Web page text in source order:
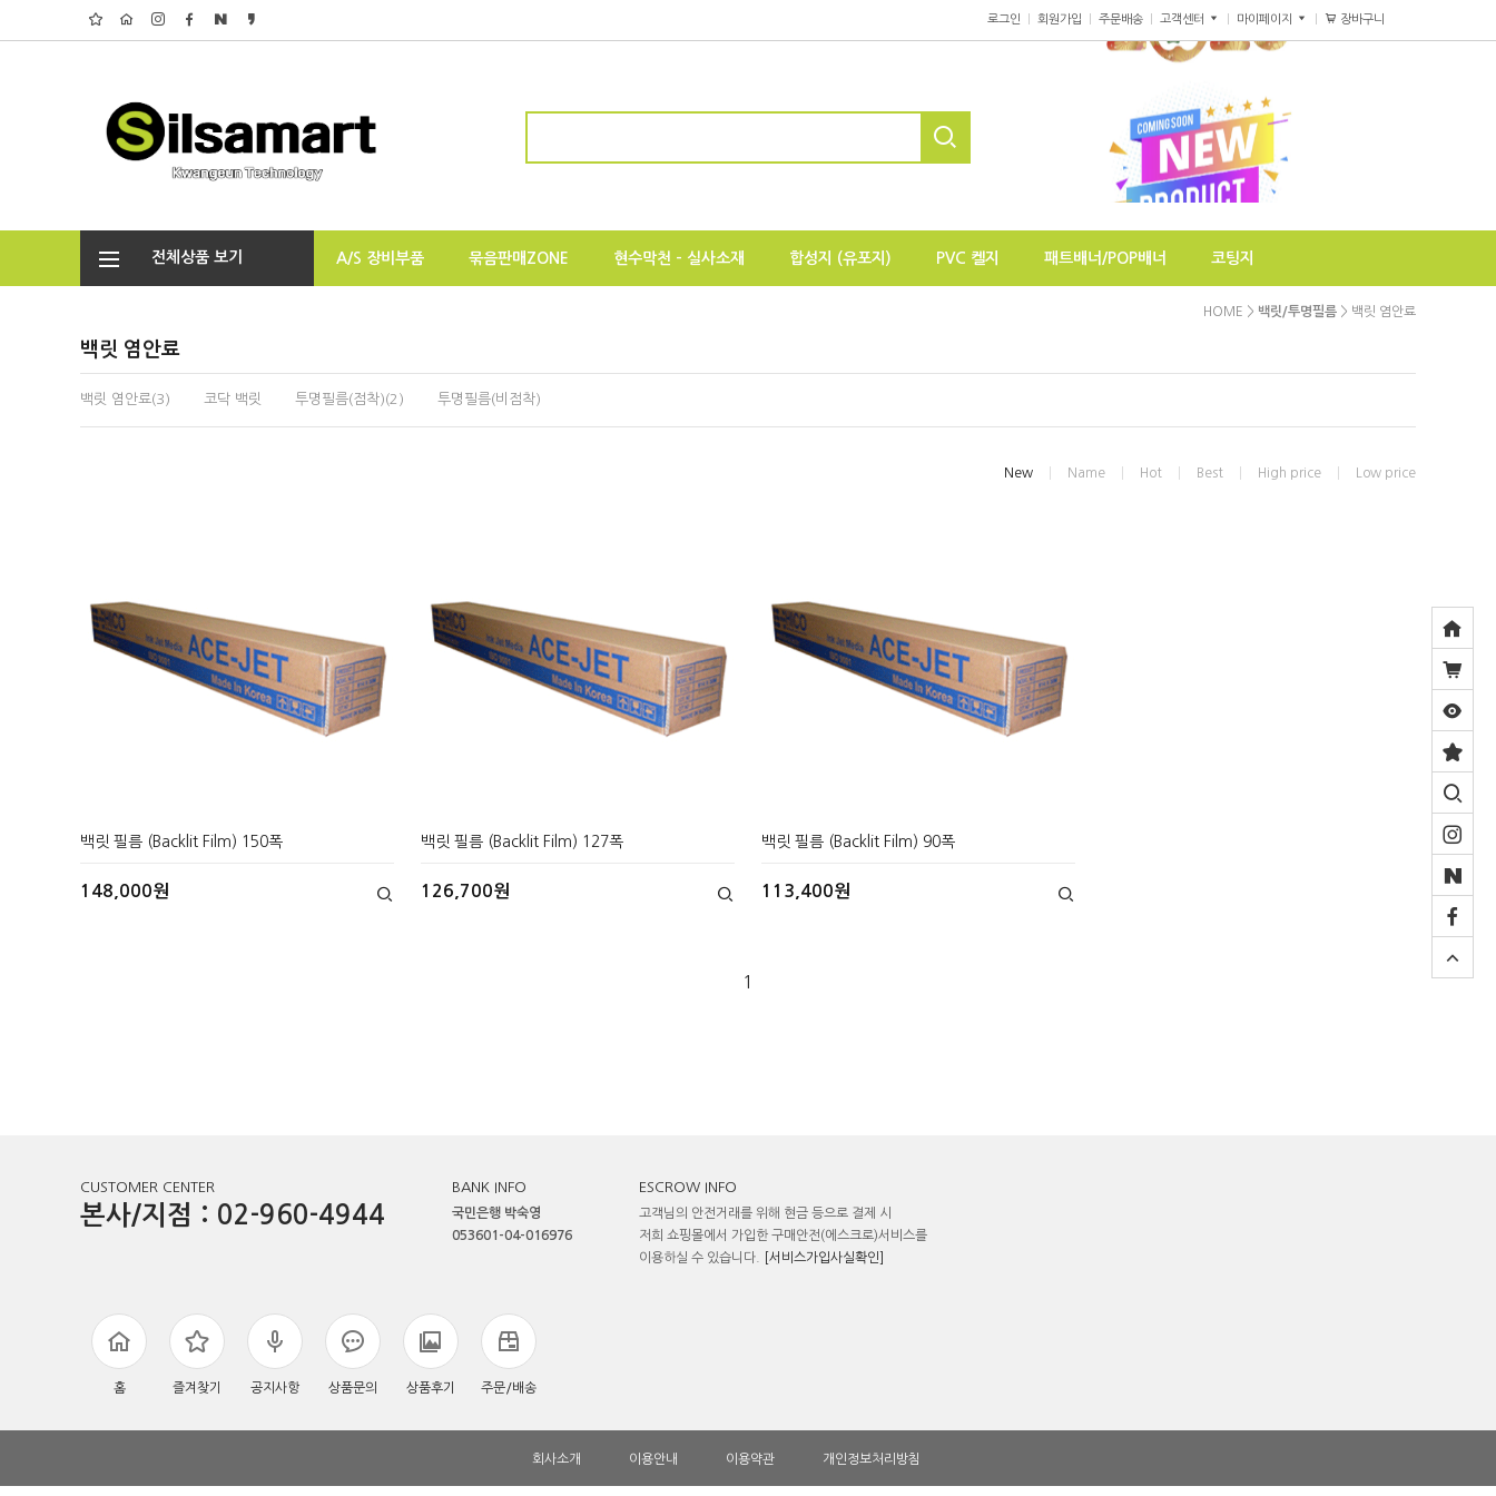
로그인 회원가입 주문배송 고객센터 마이페이지 장바구니
전체상품 보기 A/S 장비부품 묶음판매ZONE 현수막천 - 실사소재 합성지 (유포지) PVC 켈지 패트배너/POP배너 코팅지
HOME > 백릿/투명필름 > 백릿 염안료
백릿 염안료
백릿 염안료(3) 코닥 백릿 투명필름(점착)(2) 투명필름(비점착)
New Name Hot Best High price Low price
백릿 필름 (Backlit Film) 150폭
148,000원
백릿 필름 (Backlit Film) 127폭
126,700원
백릿 필름 (Backlit Film) 90폭
113,400원
1
CUSTOMER CENTER
본사/지점 : 02-960-4944
BANK INFO
국민은행 박숙영
053601-04-016976
ESCROW INFO
고객님의 안전거래를 위해 현금 등으로 결제 시
저희 쇼핑몰에서 가입한 구매안전(에스크로)서비스를
이용하실 수 있습니다.
[서비스가입사실확인]
홈 즐겨찾기 공지사항 상품문의 상품후기 주문/배송
회사소개 이용안내 이용약관 개인정보처리방침